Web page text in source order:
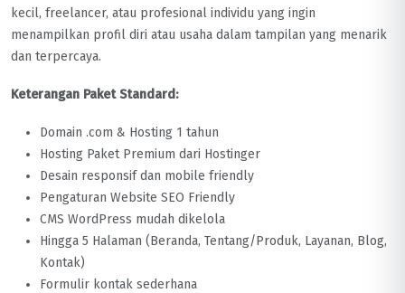
kecil, freelancer, atau profesional individu yang ingin
menampilkan profil diri atau usaha dalam tampilan yang menarik
dan terpercaya.
Keterangan Paket Standard:
Domain .com & Hosting 1 tahun
Hosting Paket Premium dari Hostinger
Desain responsif dan mobile friendly
Pengaturan Website SEO Friendly
CMS WordPress mudah dikelola
Hingga 5 Halaman (Beranda, Tentang/Produk, Layanan, Blog,
Kontak)
Formulir kontak sederhana